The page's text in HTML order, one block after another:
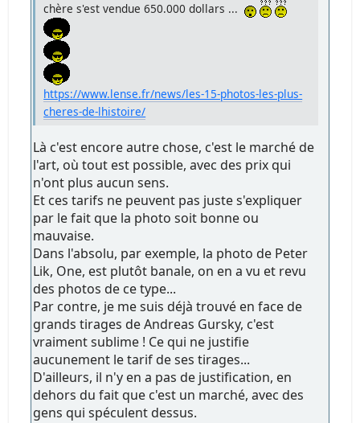
chère s'est vendue 650.000 dollars ...
https://www.lense.fr/news/les-15-photos-les-plus-
cheres-de-lhistoire/
Là c'est encore autre chose, c'est le marché de
l'art, où tout est possible, avec des prix qui
n'ont plus aucun sens.
Et ces tarifs ne peuvent pas juste s'expliquer
par le fait que la photo soit bonne ou
mauvaise.
Dans l'absolu, par exemple, la photo de Peter
Lik, One, est plutôt banale, on en a vu et revu
des photos de ce type...
Par contre, je me suis déjà trouvé en face de
grands tirages de Andreas Gursky, c'est
vraiment sublime ! Ce qui ne justifie
aucunement le tarif de ses tirages...
D'ailleurs, il n'y en a pas de justification, en
dehors du fait que c'est un marché, avec des
gens qui spéculent dessus.